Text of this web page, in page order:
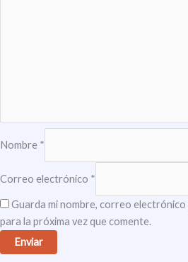
Nombre *
Correo electrónico *
Guarda mi nombre, correo
para la próxima vez que comente.